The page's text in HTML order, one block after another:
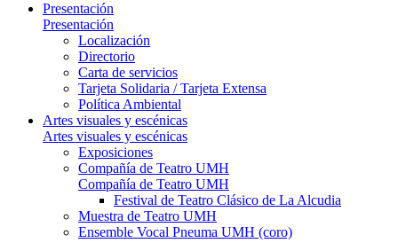
Presentación
Presentación
Localización
Directorio
Carta de servicios
Tarjeta Solidaria / Tarjeta Extensa
Política Ambiental
Artes visuales y escénicas
Artes visuales y escénicas
Exposiciones
Compañía de Teatro UMH
Compañía de Teatro UMH
Festival de Teatro Clásico de La Alcudia
Muestra de Teatro UMH
Ensemble Vocal Pneuma UMH (coro)